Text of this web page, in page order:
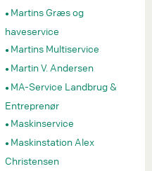
Martins Græs og
haveservice
Martins Multiservice
Martin V. Andersen
MA-Service Landbrug &
Entreprenør
Maskinservice
Maskinstation Alex
Christensen